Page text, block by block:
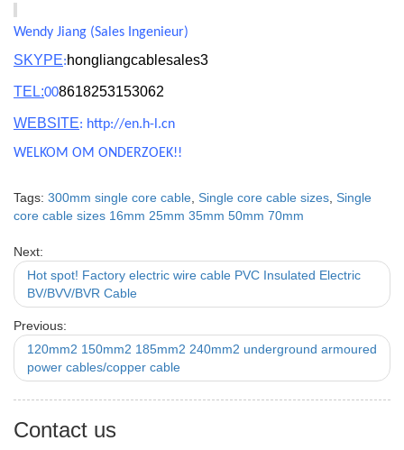
Wendy Jiang (Sales Ingenieur)
SKYPE:hongliangcablesales3
TEL:008618253153062
WEBSITE: http://en.h-l.cn
WELKOM OM ONDERZOEK!!
Tags: 300mm single core cable Single core cable sizes Single
core cable sizes 16mm 25mm 35mm 50mm 70mm
Next:
Hot spot! Factory electric wire cable PVC Insulated Electric
BV/BVV/BVR Cable
Previous:
120mm2 150mm2 185mm2 240mm2 underground armoured
power cables/copper cable
Contact us